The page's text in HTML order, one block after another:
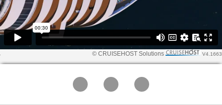
© CRUISEHOST Solutions V4.1663